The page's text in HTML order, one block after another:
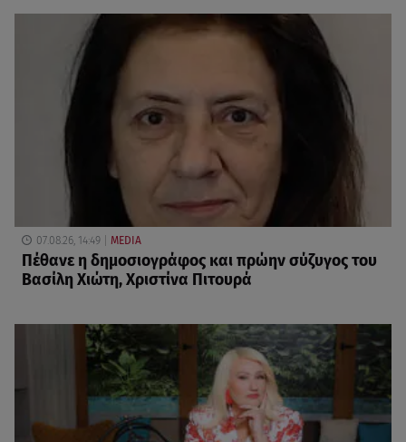
07.08.26, 14:49 MEDIA
Πέθανε η δημοσιογράφος και πρώην σύζυγος του
Βασίλη Χιώτη, Χριστίνα Πιτουρά